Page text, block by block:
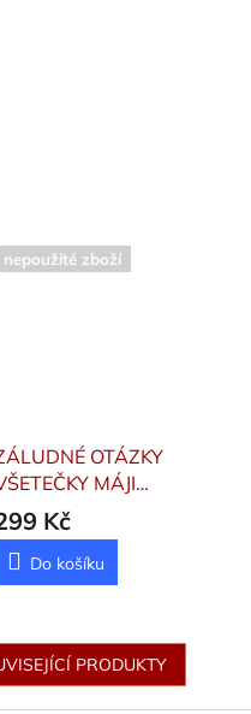
nepoužité zboží
OTÁZKY
MÁJI
Pavla,
Tereza
Kč
Do košíku
PRODUKTY